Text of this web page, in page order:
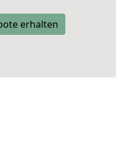
erhalten